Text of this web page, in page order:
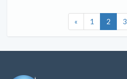
« 1 2 3